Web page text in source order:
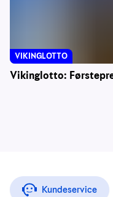
Vikinglotto:
VIKINGLOTTO
Kundeservice